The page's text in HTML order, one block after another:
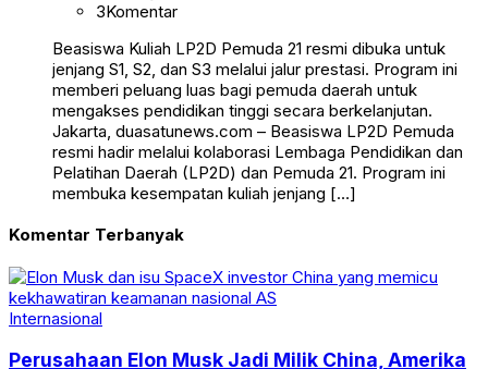
3Komentar
Beasiswa Kuliah LP2D Pemuda 21 resmi dibuka untuk
jenjang S1, S2, dan S3 melalui jalur prestasi. Program ini
memberi peluang luas bagi pemuda daerah untuk
mengakses pendidikan tinggi secara berkelanjutan.
Jakarta, duasatunews.com – Beasiswa LP2D Pemuda
resmi hadir melalui kolaborasi Lembaga Pendidikan dan
Pelatihan Daerah (LP2D) dan Pemuda 21. Program ini
membuka kesempatan kuliah jenjang […]
Komentar Terbanyak
Internasional
Perusahaan Elon Musk Jadi Milik China, Amerika